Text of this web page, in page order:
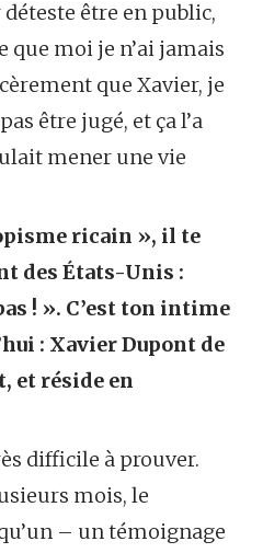
être en public,
que moi je n’ai jamais
que Xavier, je
être jugé, et ça l’a
mener une vie
ricain », il te
des États-Unis :
! ». C’est ton intime
: Xavier Dupont de
et réside en
difficile à prouver.
mois, le
– un témoignage